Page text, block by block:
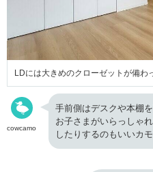
LDには大きめのクローゼットが備わ
cowcamo
手前側はデスクや本棚
お子さまがいらっしゃ
したりするのもいいカ